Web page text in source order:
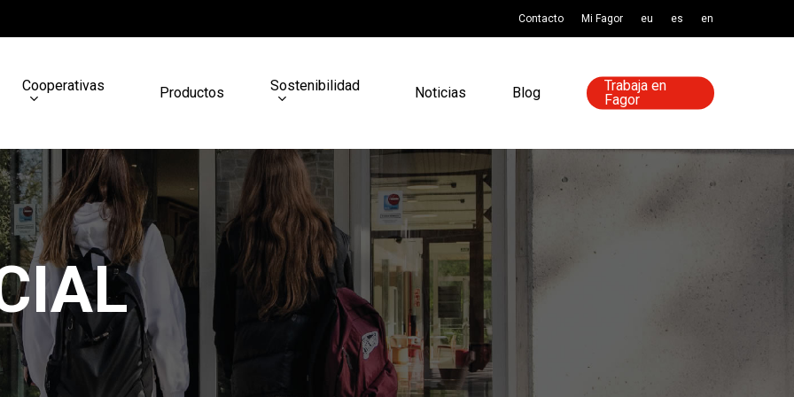
Contacto Mi Fagor eu es en
Cooperativas Productos Sostenibilidad Noticias Blog
Trabaja en
Fagor